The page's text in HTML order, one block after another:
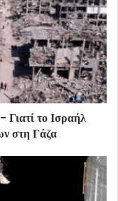
Γιατί το Ισραήλ
στη Γάζα